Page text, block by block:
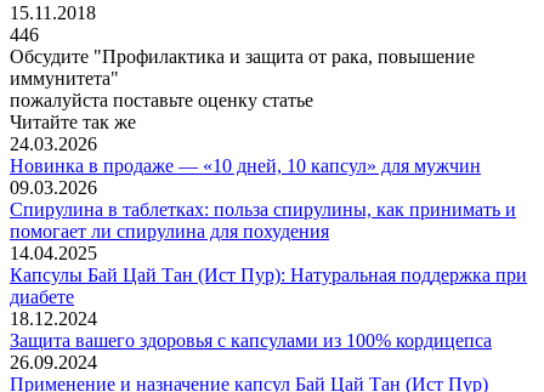
15.11.2018
446
Обсудите "Профилактика и защита от рака, повышение
иммунитета"
пожалуйста поставьте оценку статье
Читайте так же
24.03.2026
Новинка в продаже — «10 дней, 10 капсул» для мужчин
09.03.2026
Спирулина в таблетках: польза спирулины, как принимать и
помогает ли спирулина для похудения
14.04.2025
Капсулы Бай Цай Тан (Ист Пур): Натуральная поддержка при
диабете
18.12.2024
Защита вашего здоровья с капсулами из 100% кордицепса
26.09.2024
Применение и назначение капсул Бай Цай Тан (Ист Пур)